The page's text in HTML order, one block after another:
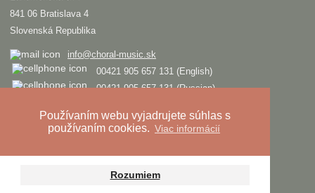
Používaním webu vyjadrujete súhlas s
používaním cookies. Viac informácií
Rozumiem
841 06 Bratislava 4
Slovenská Republika
info@choral-music.sk
00421 905 657 131 (English)
00421 905 657 131 (Russian)
COPYRIGHT © Bratislava Music Agency